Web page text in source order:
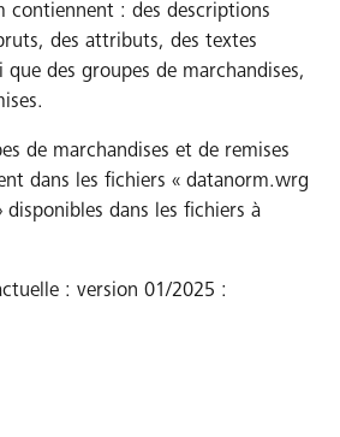
contiennent : des descriptions
des attributs, des textes
des groupes de marchandises,
de marchandises et de remises
dans les fichiers « datanorm.wrg
disponibles dans les fichiers à
: version 01/2025 :